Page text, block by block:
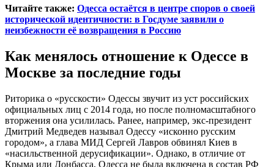
Читайте также: Одесса остаётся в центре споров о своей
исторической идентичности: в Госдуме заявили о
неизбежности её возвращения в Россию
Как менялось отношение к Одессе в
Москве за последние годы
Риторика о «русскости» Одессы звучит из уст российских
официальных лиц с 2014 года, но после полномасштабного
вторжения она усилилась. Ранее, например, экс-президент
Дмитрий Медведев называл Одессу «исконно русским
городом», а глава МИД Сергей Лавров обвинял Киев в
«насильственной дерусификации». Однако, в отличие от
Крыма или Донбасса, Одесса не была включена в состав РФ